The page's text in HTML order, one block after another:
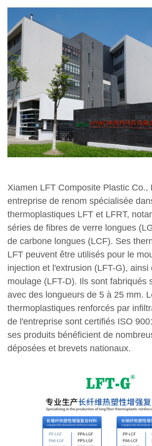
Xiamen LFT Composite Plastic Co.,
entreprise de renom spécialisée
thermoplastiques LFT et LFRT,
séries de fibres de verre longues
de carbone longues (LCF). Ses
LFT peuvent être utilisés pour le
injection et l'extrusion (LFT-G), ainsi
moulage (LFT-D). Ils sont fabriqués
avec des longueurs de 5 à 25 mm.
thermoplastiques renforcés par
de l'entreprise sont certifiés ISO
ses produits bénéficient de
déposées et brevets nationaux.